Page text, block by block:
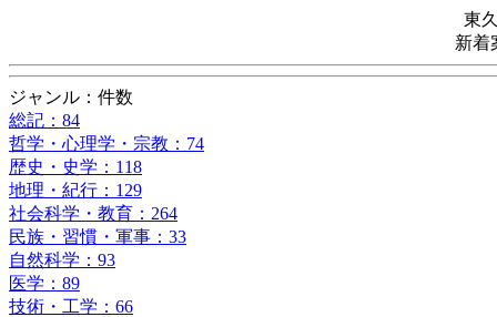
東
新着
ジャンル：件数
総記：84
哲学・心理学・宗教：74
歴史・史学：118
地理・紀行：129
社会科学・教育：264
民族・習慣・軍事：33
自然科学：93
医学：89
技術・工学：66